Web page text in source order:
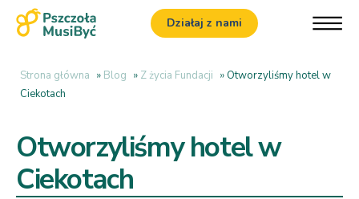
Działaj z nami
Strona główna » Blog » Z życia Fundacji »Otworzyliśmy hotel w
Ciekotach
Otworzyliśmy hotel w
Ciekotach